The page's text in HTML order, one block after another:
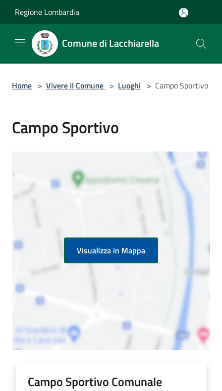
Regione Lombardia
Comune di Lacchiarella
Home > Vivere il Comune > Luoghi > Campo Sportivo
Campo Sportivo
Visualizza in Mappa
Campo Sportivo Comunale